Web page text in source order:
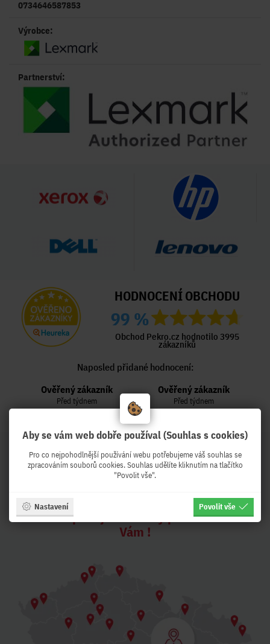
0734646587853
Výrobce:
Partnerství:
HODNOCENÍ OBCHODU
99 %
Obchod Pekro.cz hodnotilo 3995
zákazníků
Naposled přidané hodnocení:
Ověřený zákazník
Před týdnem
Ověřený zákazník
Před týdnem
PeKro - IT eshop, ale se
Z Brna expedujeme druhý pracovní den k
Vám !
Aby se vám web dobře používal (Souhlas s cookies)
Pro co nejpohodlnější používání webu potřebujeme váš souhlas se
zpracováním souborů cookies. Souhlas udělíte kliknutím na tlačítko
"Povolit vše".
Nastavení Povolit vše